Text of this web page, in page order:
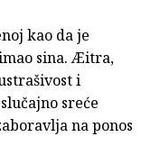
kao da je
sina. Æitra,
i
sreće
na ponos